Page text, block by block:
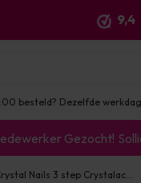
9,4
besteld? Dezelfde
Gezocht!
Nails 3 step Crystalac...